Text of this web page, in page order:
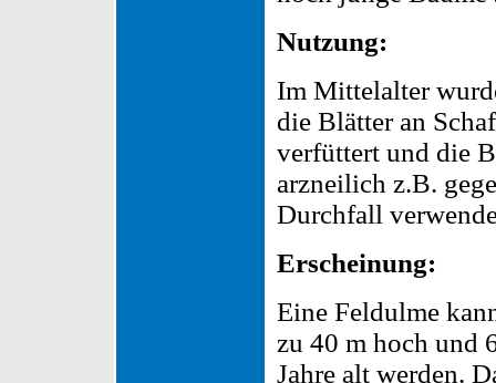
Nutzung:
Im Mittelalter
die Blätter an
verfüttert und die
arzneilich z.B.
Durchfall
Erscheinung:
Eine Feldulme
zu 40 m hoch und
Jahre alt werden.